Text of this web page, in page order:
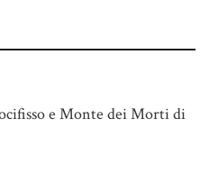
e Monte dei Morti di